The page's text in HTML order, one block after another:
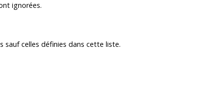
ignorées.
celles définies dans cette liste.